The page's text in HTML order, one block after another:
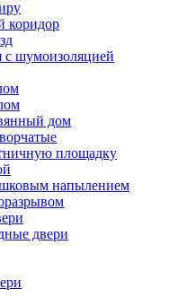
коридор
с шумоизоляцией
дом
площадку
напылением
двери